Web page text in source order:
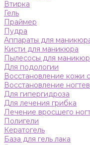
Втирка
Гель
Праймер
Пудра
Аппараты для
Кисти для маникюра
Пылесосы для
Для подологии
Восстановление кожи
Восстановление
Для гипергидроза
Для лечения грибка
Лечение вросшего
Полигели
Кератогель
База для гель лака